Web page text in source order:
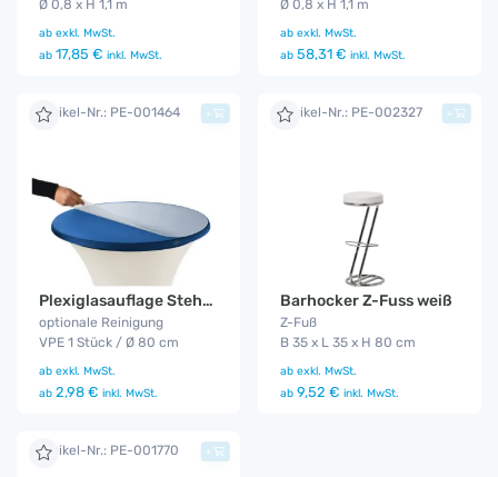
Ø 0,8 x H 1,1 m
ab exkl. MwSt.
ab 17,85 € inkl. MwSt.
Ø 0,8 x H 1,1 m
ab exkl. MwSt.
ab 58,31 € inkl. MwSt.
Artikel-Nr.: PE-001464
Plexiglasauflage Stehtisch
optionale Reinigung
VPE 1 Stück / Ø 80 cm
ab exkl. MwSt.
ab 2,98 € inkl. MwSt.
+ Artikel-Nr.: PE-002327
Barhocker Z-Fuss weiß
Z-Fuß
B 35 x L 35 x H 80 cm
ab exkl. MwSt.
ab 9,52 € inkl. MwSt.
+
Artikel-Nr.: PE-001770 +